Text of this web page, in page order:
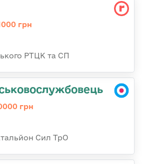
грн
РТЦК та СП
грн
Сил ТрО